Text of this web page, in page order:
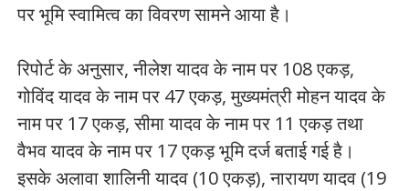
पर भूमि स्वामित्व का विवरण सामने आया है।
रिपोर्ट के अनुसार, नीलेश यादव के नाम पर 108 एकड़,
गोविंद यादव के नाम पर 47 एकड़, मुख्यमंत्री मोहन यादव के
नाम पर 17 एकड़, सीमा यादव के नाम पर 11 एकड़ तथा
वैभव यादव के नाम पर 17 एकड़ भूमि दर्ज बताई गई है।
इसके अलावा शालिनी यादव (10 एकड़), नारायण यादव (19